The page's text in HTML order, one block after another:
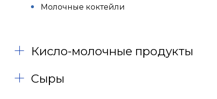
Молочные коктейли
Кисло-молочные продукты
Сыры